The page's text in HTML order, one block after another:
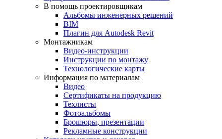
В помощь проектировщикам
Альбомы инженерных решений
BIM
Плагин для Autodesk Revit
Монтажникам
Видео-инструкции
Инструкции по монтажу
Технологические карты
Информация по материалам
Видео
Сертификаты на продукцию
Техлисты
Фотоальбомы
Брошюры, презентации
Рекламные конструкции